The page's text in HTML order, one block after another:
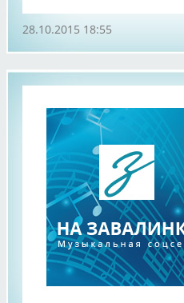
28.10.2015 18:55